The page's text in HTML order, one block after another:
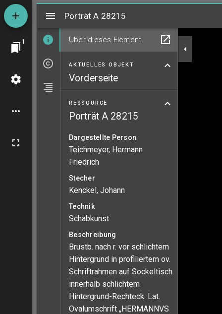
1
MiradorPorträt A 28215
Über dieses Element
AKTUELLES OBJEKT
Vorderseite
RESSOURCE
Porträt A 28215
Dargestellte Person
Teichmeyer, Hermann
Friedrich
Stecher
Kenckel, Johann
Technik
Schabkunst
Beschreibung
Brustb. nach r. vor schlichtem
Hintergrund in profiliertem ov.
Schriftrahmen auf Sockeltisch
innerhalb schlichtem
Hintergrund-Rechteck. Lat.
Ovalumschrift „HERMANNVS
Porträt A 28215